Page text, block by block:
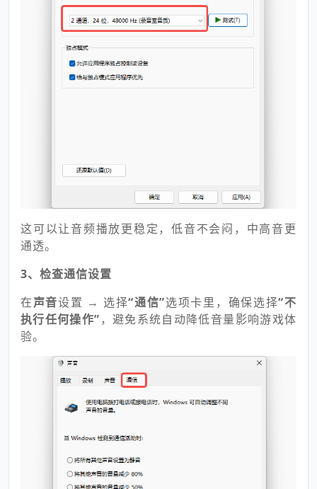
这可以让音频播放更稳定，低音不会闷，中高音更
通透。
3、检查通信设置
在声音设置 → 选择“通信”选项卡里，确保选择“不
执行任何操作” ，避免系统自动降低音量影响游戏体
验。